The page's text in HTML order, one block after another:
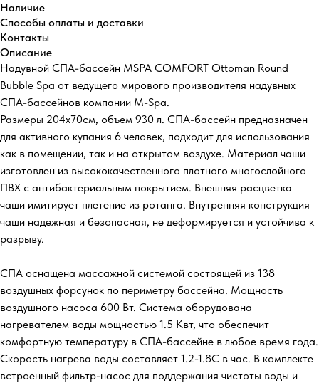
Наличие
Способы оплаты и доставки
Контакты
Описание
Надувной СПА-бассейн MSPA COMFORT Ottoman Round
Bubble Spa от ведущего мирового производителя надувных
СПА-бассейнов компании M-Spa.
Размеры 204х70см, объем 930 л. СПА-бассейн предназначен
для активного купания 6 человек, подходит для использования
как в помещении, так и на открытом воздухе. Материал чаши
изготовлен из высококачественного плотного многослойного
ПВХ с антибактериальным покрытием. Внешняя расцветка
чаши имитирует плетение из ротанга. Внутренняя конструкция
чаши надежная и безопасная, не деформируется и устойчива к
разрыву.
СПА оснащена массажной системой состоящей из 138
воздушных форсунок по периметру бассейна. Мощность
воздушного насоса 600 Вт. Система оборудована
нагревателем воды мощностью 1.5 Квт, что обеспечит
комфортную температуру в СПА-бассейне в любое время года.
Скорость нагрева воды составляет 1.2-1.8С в час. В комплекте
встроенный фильтр-насос для поддержания чистоты воды и